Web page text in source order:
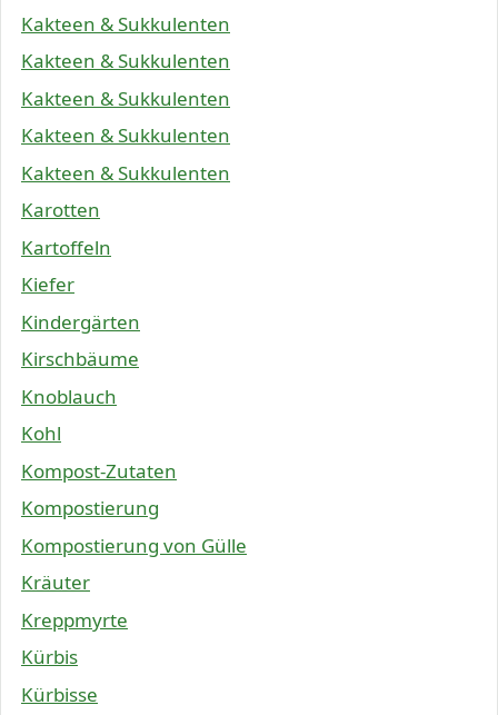
Kakteen & Sukkulenten
Kakteen & Sukkulenten
Kakteen & Sukkulenten
Kakteen & Sukkulenten
Kakteen & Sukkulenten
Karotten
Kartoffeln
Kiefer
Kindergärten
Kirschbäume
Knoblauch
Kohl
Kompost-Zutaten
Kompostierung
Kompostierung von Gülle
Kräuter
Kreppmyrte
Kürbis
Kürbisse